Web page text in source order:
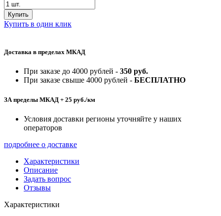
Купить
Купить в один клик
Доставка в пределах МКАД
При заказе до 4000 рублей - 350 руб.
При заказе свыше 4000 рублей - БЕСПЛАТНО
ЗА пределы МКАД + 25 руб./км
Условия доставки регионы уточняйте у наших
операторов
подробнее о доставке
Характеристики
Описание
Задать вопрос
Отзывы
Характеристики